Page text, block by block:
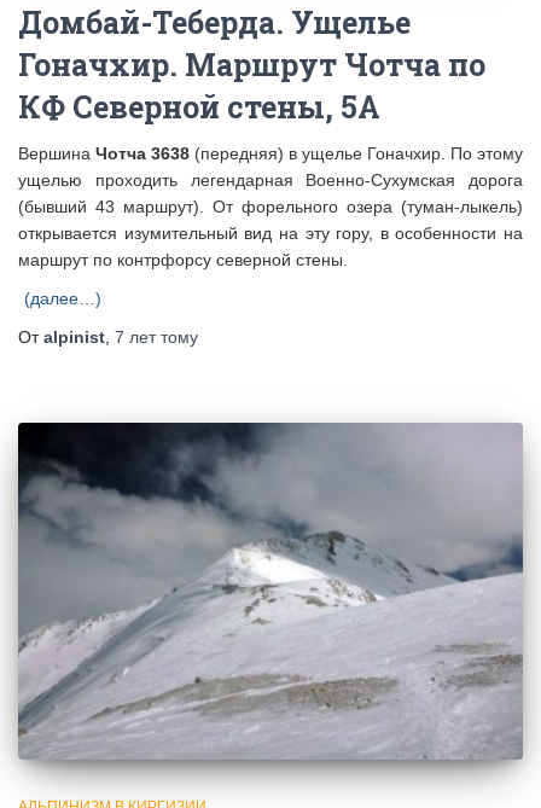
Домбай-Теберда. Ущелье
Гоначхир. Маршрут Чотча по
КФ Северной стены, 5А
Вершина Чотча 3638 (передняя) в ущелье Гоначхир. По этому
ущелью проходить легендарная Военно-Сухумская дорога
(бывший 43 маршрут). От форельного озера (туман-лыкель)
открывается изумительный вид на эту гору, в особенности на
маршрут по контрфорсу северной стены.
(далее…)
Отalpinist 7 леттому